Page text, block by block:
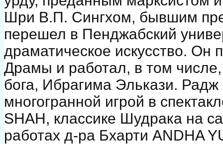
Шри В.П. Сингхом, бывшим
перешел в Пенджабский
драматическое искусство.
Драмы и работал, в том числе,
бога, Ибрагима Элькази.
многогранной игрой в
SHAH, классике Шудрака на
работах д-ра Бхарти ANDHA